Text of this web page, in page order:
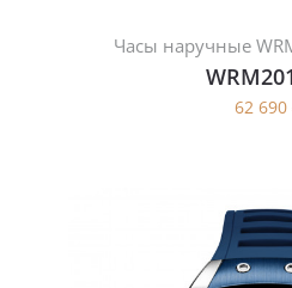
Часы наручные
62 690